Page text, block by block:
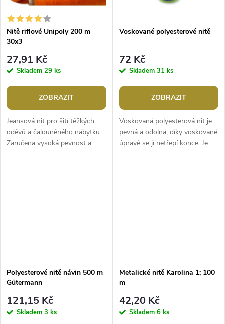
Nitě riflové Unipoly 200 m
30x3
27,91 Kč
Skladem 29 ks
ZOBRAZIT
Jeansová nit pro šití těžkých
oděvů a čalouněného nábytku.
Zaručena vysoká pevnost a
kvalitní zvýrazněné švy.Návin:
Voskované polyesterové nitě
72 Kč
Skladem 31 ks
ZOBRAZIT
Voskovaná polyesterová nit je
pevná a odolná, díky voskované
úpravě se jí netřepí konce. Je
poměrně silná, využijete ji v
Polyesterové nitě návin 500 m
Gütermann
121,15 Kč
Skladem 3 ks
Metalické nitě Karolina 1; 100
m
42,20 Kč
Skladem 6 ks